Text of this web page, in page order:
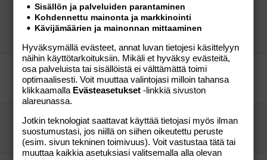
TOSIYSTÄVIÄ MUISTA ÄIDEISTÄ JOENSUU-
PYHÄSELKÄ ALUEELTA
mutsi86 Perhe-elämä
Mitäs sie söisit just nyt?
"Aapee" Aihe vapaa
4
Aihe vapaa
19.08.2011
"vieras"
(G) Minkä ikäisenä vaipat pois?
Mimmikaroliina Aihe vapaa
20
Aihe vapaa
01.08.2007
Äiti-Kengu
Sisällön ja palveluiden parantaminen
Kohdennettu mainonta ja markkinointi
Kävijämäärien ja mainonnan mittaaminen
Hyväksymällä evästeet, annat luvan tietojesi käsittelyyn
näihin käyttötarkoituksiin. Mikäli et hyväksy evästeitä,
osa palveluista tai sisällöistä ei välttämättä toimi
optimaalisesti. Voit muuttaa valintojasi milloin tahansa
klikkaamalla Evästeasetukset -linkkiä sivuston
alareunassa.
Jotkin teknologiat saattavat käyttää tietojasi myös ilman
suostumustasi, jos niillä on siihen oikeutettu peruste
(esim. sivun tekninen toimivuus). Voit vastustaa tätä tai
muuttaa kaikkia asetuksiasi valitsemalla alla olevan